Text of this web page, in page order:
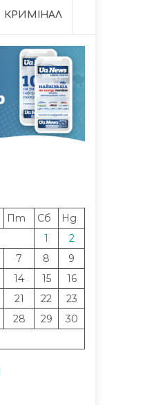
КРИМІНАЛ
Пт Сб
Нд
1
2
7 8
9
14 15
16
21 22
23
28 29
30